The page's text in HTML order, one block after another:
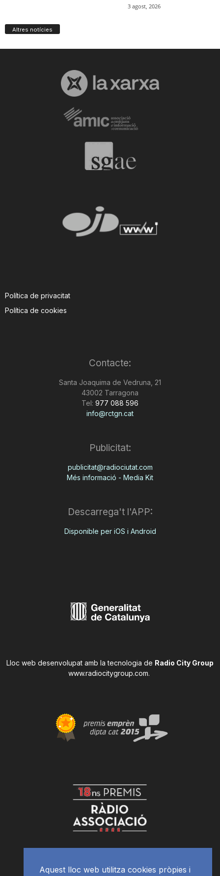
Altres notícies
Política de privacitat
Política de cookies
Contacte:
Santa Joaquima de Vedruna, 21
43002 Tarragona
Tel: 977 088 596
info@rctgn.cat
Publicitat:
publicitat@radiociutat.com
Més informació - Media Kit
Descarrega't l'APP:
Disponible per iOS i Android
Lloc web desenvolupat amb la tecnologia de Radio City Group
www.radiocitygroup.com.
Aquest lloc web utilitza cookies pròpies i